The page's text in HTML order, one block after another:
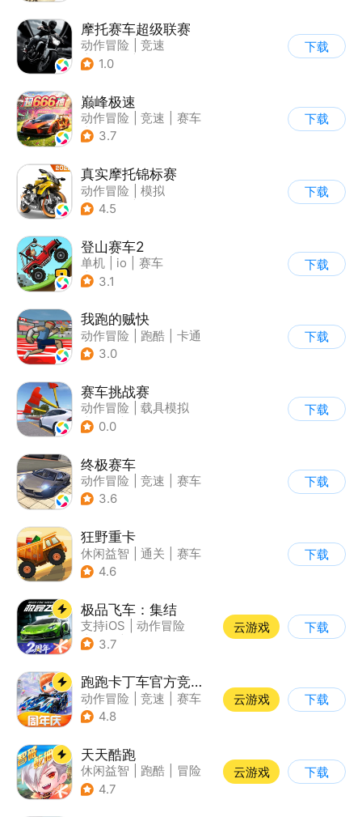
摩托赛车超级联赛
动作冒险
竞速
| 摩托车
1.0
下载
巅峰极速
动作冒险 竞速
赛车
| 漂移
3.7
下载
真实摩托锦标赛
动作冒险
模拟
| 摩托车
4.5
下载
登山赛车2
单机 io
赛车
| 欧美风
3.1
下载
我跑的贼快
动作冒险 跑酷
卡通
3.0
下载
赛车挑战赛
动作冒险
载具模拟
| 汽车
0.0
下载
终极赛车
动作冒险 竞速
赛车
3.6
下载
狂野重卡
休闲益智 通关
赛车
4.6
下载
极品飞车：集结
支持iOS
动作冒险
| 竞速
3.7
云游戏 下载
跑跑卡丁车官方竞速版
动作冒险 竞速
赛车
| 跑跑卡丁车
4.8
云游戏 下载
天天酷跑
休闲益智 跑酷
冒险
| 萌系
4.7
云游戏 下载